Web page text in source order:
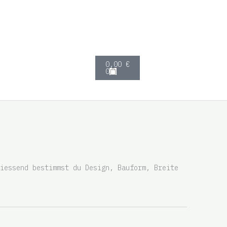
0,00 €
0
C
a
r
t
bestimmst du Design, Bauform, Breite